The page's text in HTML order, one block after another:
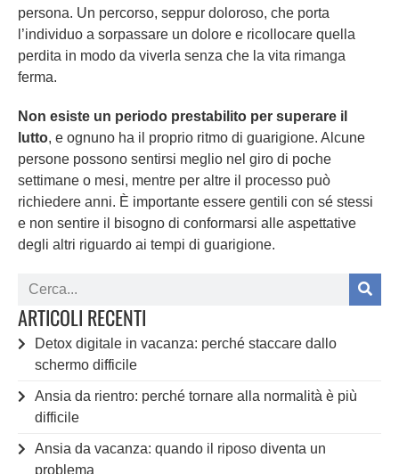
persona. Un percorso, seppur doloroso, che porta
l’individuo a sorpassare un dolore e ricollocare quella
perdita in modo da viverla senza che la vita rimanga
ferma.
Non esiste un periodo prestabilito per superare il
lutto, e ognuno ha il proprio ritmo di guarigione. Alcune
persone possono sentirsi meglio nel giro di poche
settimane o mesi, mentre per altre il processo può
richiedere anni. È importante essere gentili con sé stessi
e non sentire il bisogno di conformarsi alle aspettative
degli altri riguardo ai tempi di guarigione.
ARTICOLI RECENTI
Detox digitale in vacanza: perché staccare dallo
schermo difficile
Ansia da rientro: perché tornare alla normalità è più
difficile
Ansia da vacanza: quando il riposo diventa un
problema